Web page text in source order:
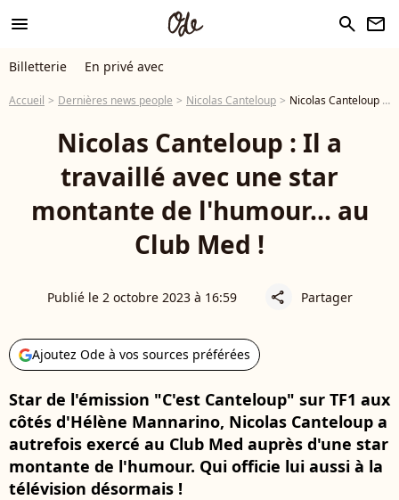
menu search newsletter
Billetterie En privé avec
Accueil Dernières news people Nicolas Canteloup Nicolas Canteloup : Il a travaillé avec une star montante de l'humour... au Club Med !
Nicolas Canteloup : Il a
travaillé avec une star
montante de l'humour... au
Club Med !
Publié le 2 octobre 2023 à 16:59 share Partager
Ajoutez Ode à vos sources préférées
Star de l'émission "C'est Canteloup" sur TF1 aux
côtés d'Hélène Mannarino, Nicolas Canteloup a
autrefois exercé au Club Med auprès d'une star
montante de l'humour. Qui officie lui aussi à la
télévision désormais !